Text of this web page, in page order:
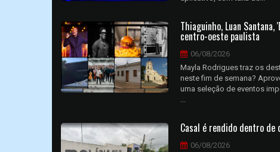
Thiaguinho, Luan
centro-oeste paulista
06/08/2026
Mayla Rodrigues traz os
neste fim de semana?
uma seleção de eventos
...
Casal é rendido dentro
06/08/2026